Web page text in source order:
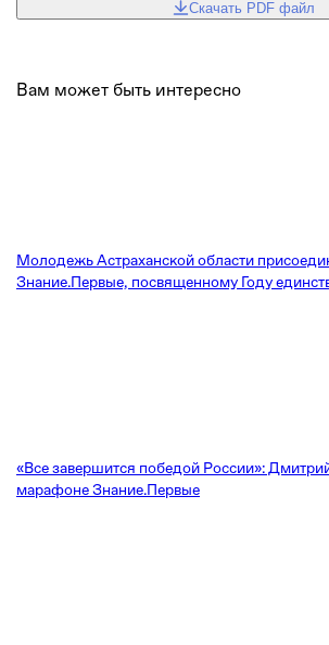
Скачать PDF файл
Вам может быть интересно
Молодежь Астраханской области
Знание.Первые, посвященному Году
«Все завершится победой России»:
марафоне Знание.Первые